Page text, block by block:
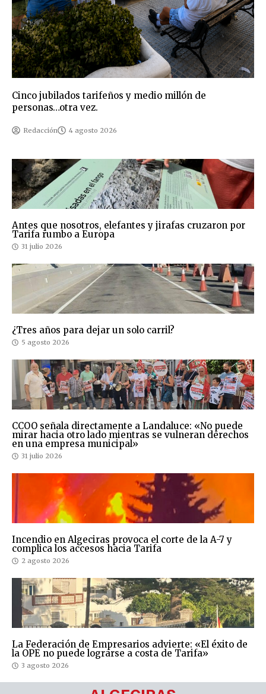
Cinco jubilados tarifeños y medio millón de
personas…otra vez.
Redacción 4 agosto 2026
Antes que nosotros, elefantes y jirafas cruzaron por
Tarifa rumbo a Europa
31 julio 2026
¿Tres años para dejar un solo carril?
5 agosto 2026
CCOO señala directamente a Landaluce: «No puede
mirar hacia otro lado mientras se vulneran derechos
en una empresa municipal»
31 julio 2026
Incendio en Algeciras provoca el corte de la A-7 y
complica los accesos hacia Tarifa
2 agosto 2026
La Federación de Empresarios advierte: «El éxito de
la OPE no puede lograrse a costa de Tarifa»
3 agosto 2026